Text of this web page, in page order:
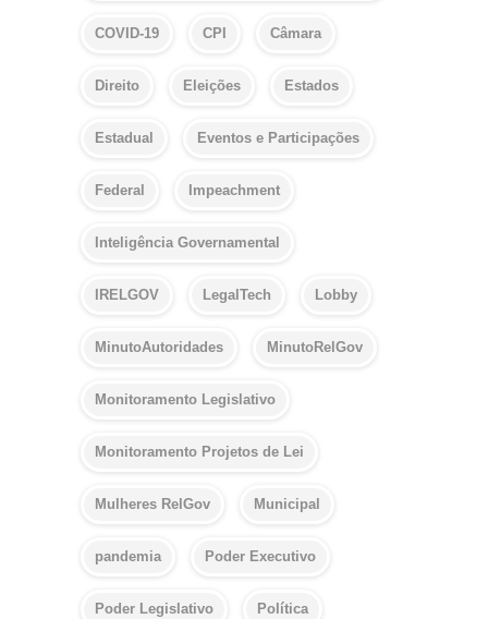
COVID-19 CPI Câmara
Direito Eleições Estados
Estadual Eventos e Participações
Federal Impeachment
Inteligência Governamental
IRELGOV LegalTech Lobby
MinutoAutoridades MinutoRelGov
Monitoramento Legislativo
Monitoramento Projetos de Lei
Mulheres RelGov Municipal
pandemia Poder Executivo
Poder Legislativo Política